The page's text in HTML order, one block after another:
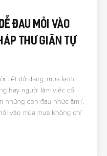
Đau Mỏi Vào
Thư Giãn Tự
tiết dở dang, mưa lạnh
hay người làm việc cố
những cơn đau nhức âm ỉ.
vào mùa mưa không chỉ